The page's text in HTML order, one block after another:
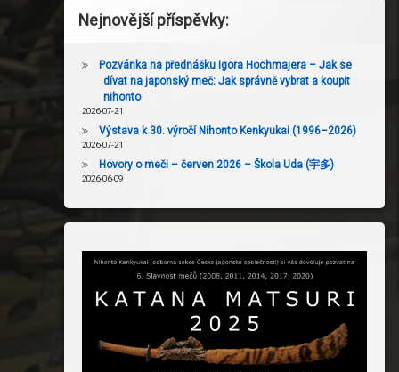
Nejnovější příspěvky:
Pozvánka na přednášku Igora Hochmajera – Jak se
dívat na japonský meč: Jak správně vybrat a koupit
nihonto
2026-07-21
Výstava k 30. výročí Nihonto Kenkyukai (1996–2026)
2026-07-21
Hovory o meči – červen 2026 – Škola Uda (宇多)
2026-06-09